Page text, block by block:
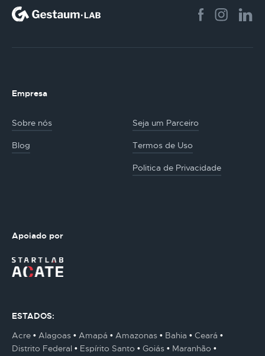
Empresa
Sobre nós Seja um Parceiro
Blog Termos de Uso
Politica de Privacidade
Apoiado por
ESTADOS:
Acre
Alagoas Amapá Amazonas Bahia
Ceará
Distrito Federal
Espírito Santo Goiás
Maranhão